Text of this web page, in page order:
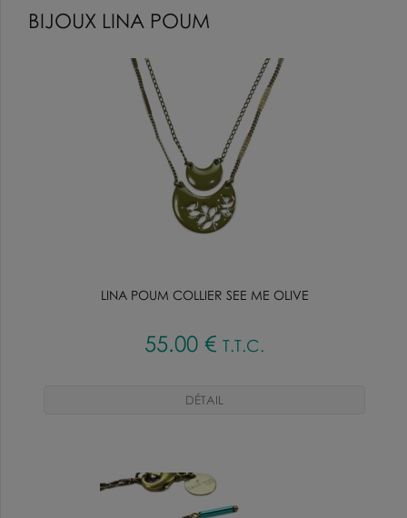
BIJOUX LINA POUM
LINA POUM COLLIER SEE ME OLIVE
55.00 € T.T.C.